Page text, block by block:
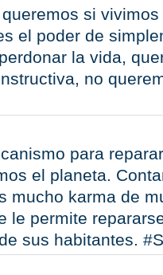
si
el poder de
la vida,
no
para
el planeta.
mucho karma de
le permite
sus habitantes.